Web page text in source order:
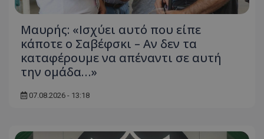
Μαυρής: «Ισχύει αυτό που είπε
κάποτε ο Σαβέφσκι – Αν δεν τα
καταφέρουμε να απέναντι σε αυτή
την ομάδα…»
07.08.2026 - 13:18